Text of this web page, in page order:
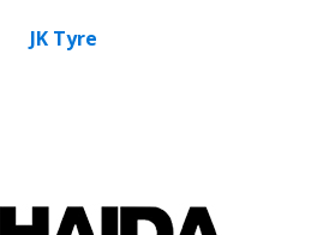
JK Tyre